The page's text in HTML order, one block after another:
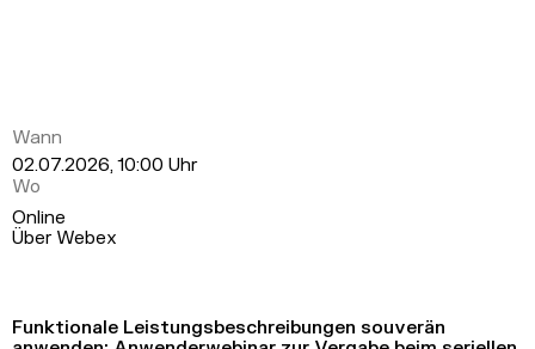
Wann
02.07.2026, 10:00 Uhr
Wo
Online
Über Webex
Funktionale Leistungsbeschreibungen souverän